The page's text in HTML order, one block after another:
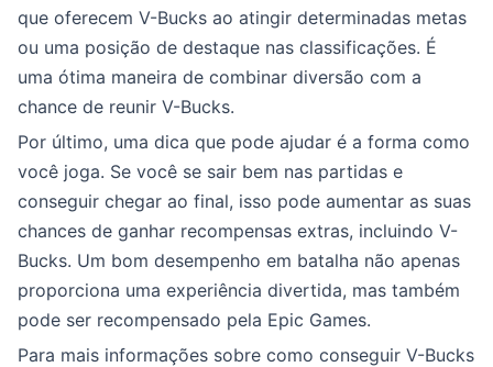
que oferecem V-Bucks ao atingir determinadas metas
ou uma posição de destaque nas classificações. É
uma ótima maneira de combinar diversão com a
chance de reunir V-Bucks.
Por último, uma dica que pode ajudar é a forma como
você joga. Se você se sair bem nas partidas e
conseguir chegar ao final, isso pode aumentar as suas
chances de ganhar recompensas extras, incluindo V-
Bucks. Um bom desempenho em batalha não apenas
proporciona uma experiência divertida, mas também
pode ser recompensado pela Epic Games.
Para mais informações sobre como conseguir V-Bucks